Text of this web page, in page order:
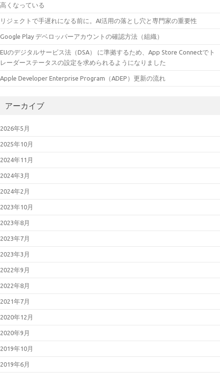
高くなっている
リジェクトで手遅れになる前に。AI活用の落とし穴と専門家の重要性
Google Play デベロッパーアカウントの確認方法（組織）
EUのデジタルサービス法（DSA） に準拠するため、App Store Connectでト
レーダーステータスの設定を求められるようになりました
Apple Developer Enterprise Program（ADEP）更新の流れ
アーカイブ
2026年5月
2025年10月
2024年11月
2024年3月
2024年2月
2023年10月
2023年8月
2023年7月
2023年3月
2022年9月
2022年8月
2021年7月
2020年12月
2020年9月
2019年10月
2019年6月